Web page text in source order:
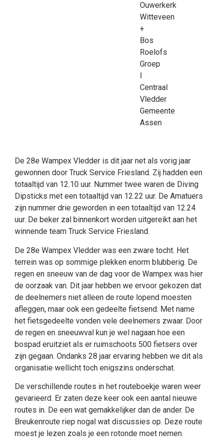
Ouwerkerk
Witteveen
+
Bos
Roelofs
Groep
I
Centraal
Vledder
Gemeente
Assen
De 28e Wampex Vledder is dit jaar net als vorig jaar
gewonnen door Truck Service Friesland. Zij hadden een
totaaltijd van 12.10 uur. Nummer twee waren de Diving
Dipsticks met een totaaltijd van 12.22 uur. De Amatuers
zijn nummer drie geworden in een totaaltijd van 12.24
uur. De beker zal binnenkort worden uitgereikt aan het
winnende team Truck Service Friesland.
De 28e Wampex Vledder was een zware tocht. Het
terrein was op sommige plekken enorm blubberig. De
regen en sneeuw van de dag voor de Wampex was hier
de oorzaak van. Dit jaar hebben we ervoor gekozen dat
de deelnemers niet alleen de route lopend moesten
afleggen, maar ook een gedeelte fietsend. Met name
het fietsgedeelte vonden vele deelnemers zwaar. Door
de regen en sneeuwval kun je wel nagaan hoe een
bospad eruitziet als er ruimschoots 500 fietsers over
zijn gegaan. Ondanks 28 jaar ervaring hebben we dit als
organisatie wellicht toch enigszins onderschat.
De verschillende routes in het routeboekje waren weer
gevarieerd. Er zaten deze keer ook een aantal nieuwe
routes in. De een wat gemakkelijker dan de ander. De
Breukenroute riep nogal wat discussies op. Deze route
moest je lezen zoals je een rotonde moet nemen.